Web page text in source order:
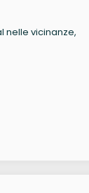
nelle vicinanze,